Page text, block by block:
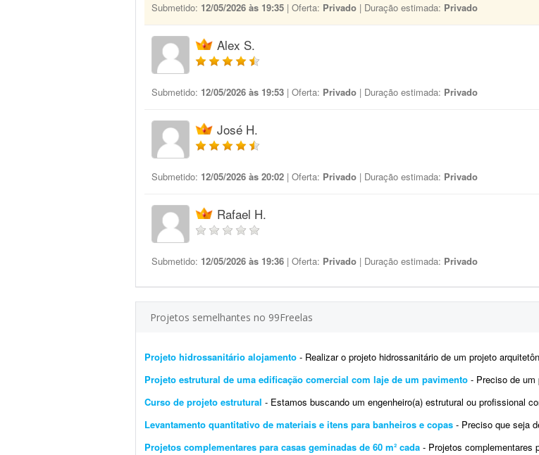
Submetido: 12/05/2026 às 19:35 | Oferta: Privado | Duração estimada: Privado
Alex S.
Submetido: 12/05/2026 às 19:53 | Oferta: Privado | Duração estimada: Privado
José H.
Submetido: 12/05/2026 às 20:02 | Oferta: Privado | Duração estimada: Privado
Rafael H.
Submetido: 12/05/2026 às 19:36 | Oferta: Privado | Duração estimada: Privado
Projetos semelhantes no 99Freelas
Projeto hidrossanitário alojamento - Realizar o projeto hidrossanitário de um projeto arquitetônico a
Projeto estrutural de uma edificação comercial com laje de um pavimento - Preciso de um projeto estrutural
Curso de projeto estrutural - Estamos buscando um engenheiro(a) estrutural ou profissional com ampla experiência em
Levantamento quantitativo de materiais e itens para banheiros e copas - Preciso que seja desenvolvida uma planilha
Projetos complementares para casas geminadas de 60 m² cada - Projetos complementares para casa geminada,